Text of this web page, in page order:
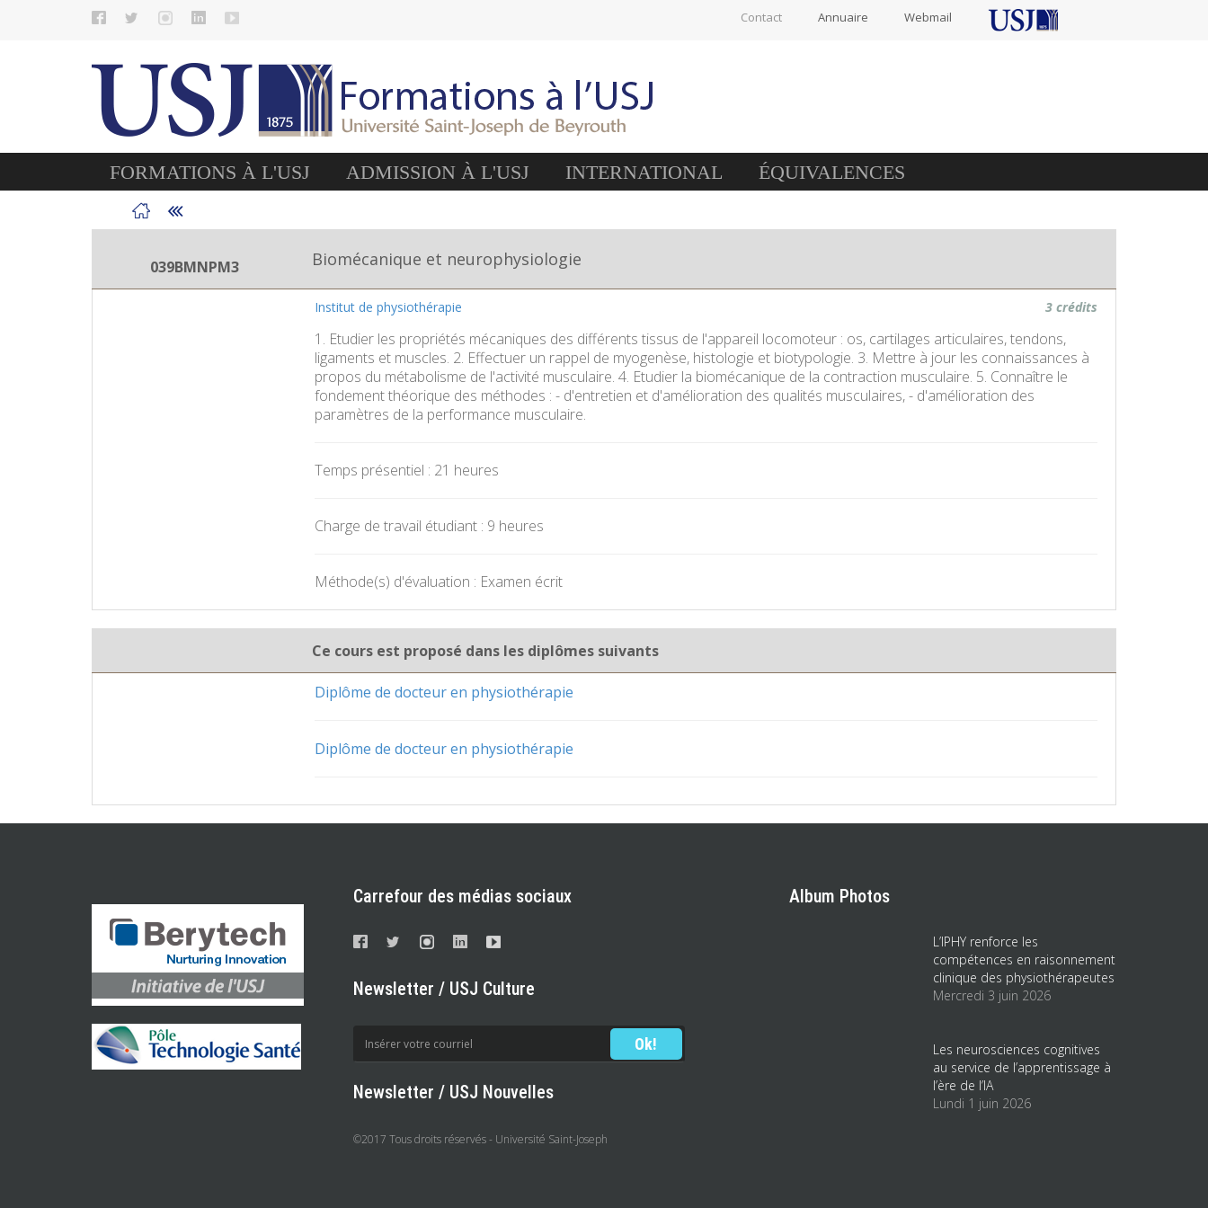
Contact Annuaire Webmail
FORMATIONS À L'USJ ADMISSION À L'USJ INTERNATIONAL ÉQUIVALENCES
039BMNPM3 Biomécanique et neurophysiologie
Institut de physiothérapie 3 crédits
1. Etudier les propriétés mécaniques des différents tissus de l'appareil locomoteur : os, cartilages articulaires, tendons,
ligaments et muscles. 2. Effectuer un rappel de myogenèse, histologie et biotypologie. 3. Mettre à jour les connaissances à
propos du métabolisme de l'activité musculaire. 4. Etudier la biomécanique de la contraction musculaire. 5. Connaître le
fondement théorique des méthodes : - d'entretien et d'amélioration des qualités musculaires, - d'amélioration des
paramètres de la performance musculaire.
Temps présentiel : 21 heures
Charge de travail étudiant : 9 heures
Méthode(s) d'évaluation : Examen écrit
Ce cours est proposé dans les diplômes suivants
Diplôme de docteur en physiothérapie
Diplôme de docteur en physiothérapie
Carrefour des médias sociaux
Newsletter / USJ Culture
Newsletter / USJ Nouvelles
©2017 Tous droits réservés - Université Saint-Joseph
Album Photos
L’IPHY renforce les
compétences en raisonnement
clinique des physiothérapeutes
Mercredi 3 juin 2026
Les neurosciences cognitives
au service de l’apprentissage à
l’ère de l’IA
Lundi 1 juin 2026